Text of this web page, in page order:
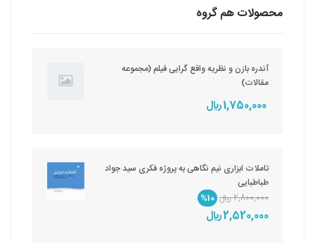
محصولات هم گروه
آندره بازن و نظریه واقع گرایی فیلم (مجموعه
مقالات)
1,750,000 ريال
تاملات ابزاری نیم نگاهی به پروژه فکری سید جواد
طباطبایی
2,800,000 ريال
%10
2,520,000 ريال